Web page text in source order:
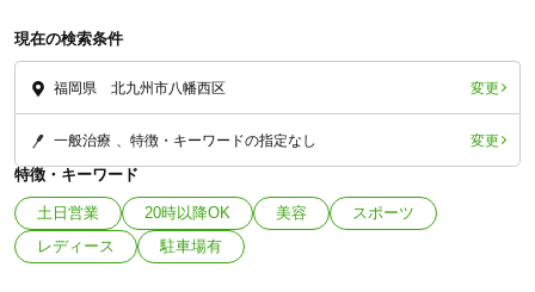
現在の検索条件
福岡県 北九州市八幡西区 変更
一般治療 特徴・キーワードの指定なし 変更
特徴・キーワード
土日営業 20時以降OK 美容
スポーツ
レディース
駐車場有
「健康にはりを見た」